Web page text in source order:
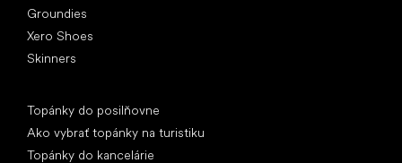
Groundies
Xero Shoes
Skinners
Topánky do posilňovne
Ako vybrať topánky na turistiku
Topánky do kancelárie